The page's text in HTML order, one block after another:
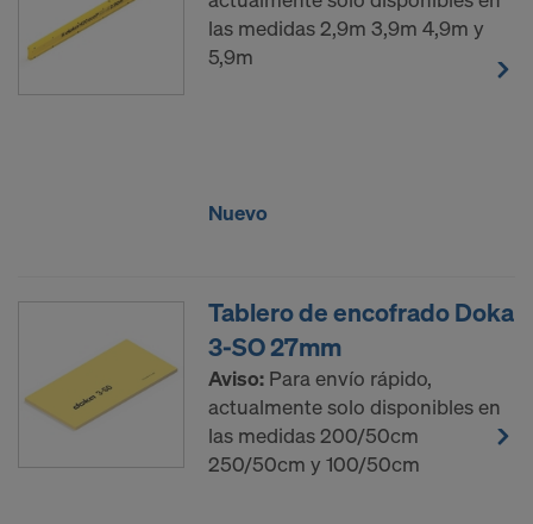
las medidas 2,9m 3,9m 4,9m y
5,9m
Nuevo
Tablero de encofrado Doka
3-SO 27mm
Aviso: Para envío rápido,
actualmente solo disponibles en
las medidas 200/50cm
250/50cm y 100/50cm